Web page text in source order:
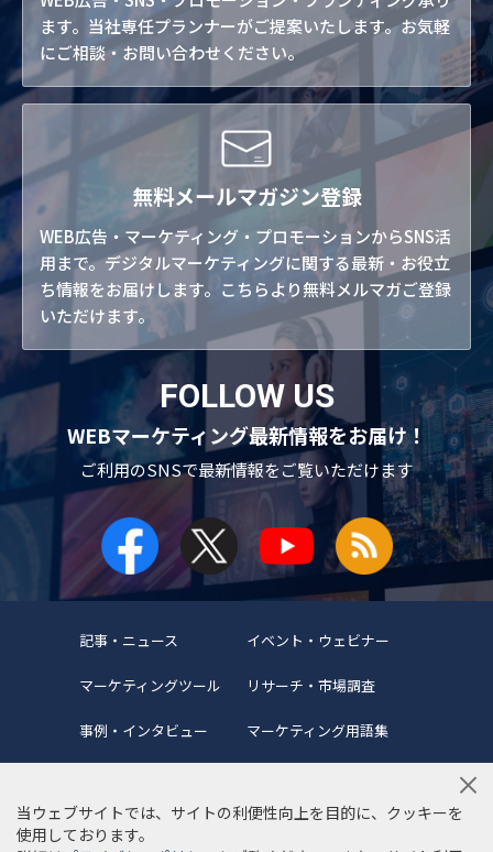
ます。当社専任プランナーがご提案いたします。お気軽
にご相談・お問い合わせください。
無料メールマガジン登録
WEB広告・マーケティング・プロモーションからSNS活
用まで。デジタルマーケティングに関する最新・お役立
ち情報をお届けします。こちらより無料メルマガご登録
いただけます。
FOLLOW US
WEBマーケティング最新情報をお届け！
ご利用のSNSで最新情報をご覧いただけます
記事・ニュース イベント・ウェビナー
マーケティングツール リサーチ・市場調査
事例・インタビュー マーケティング用語集
当ウェブサイトでは、サイトの利便性向上を目的に、クッキーを
使用しております。